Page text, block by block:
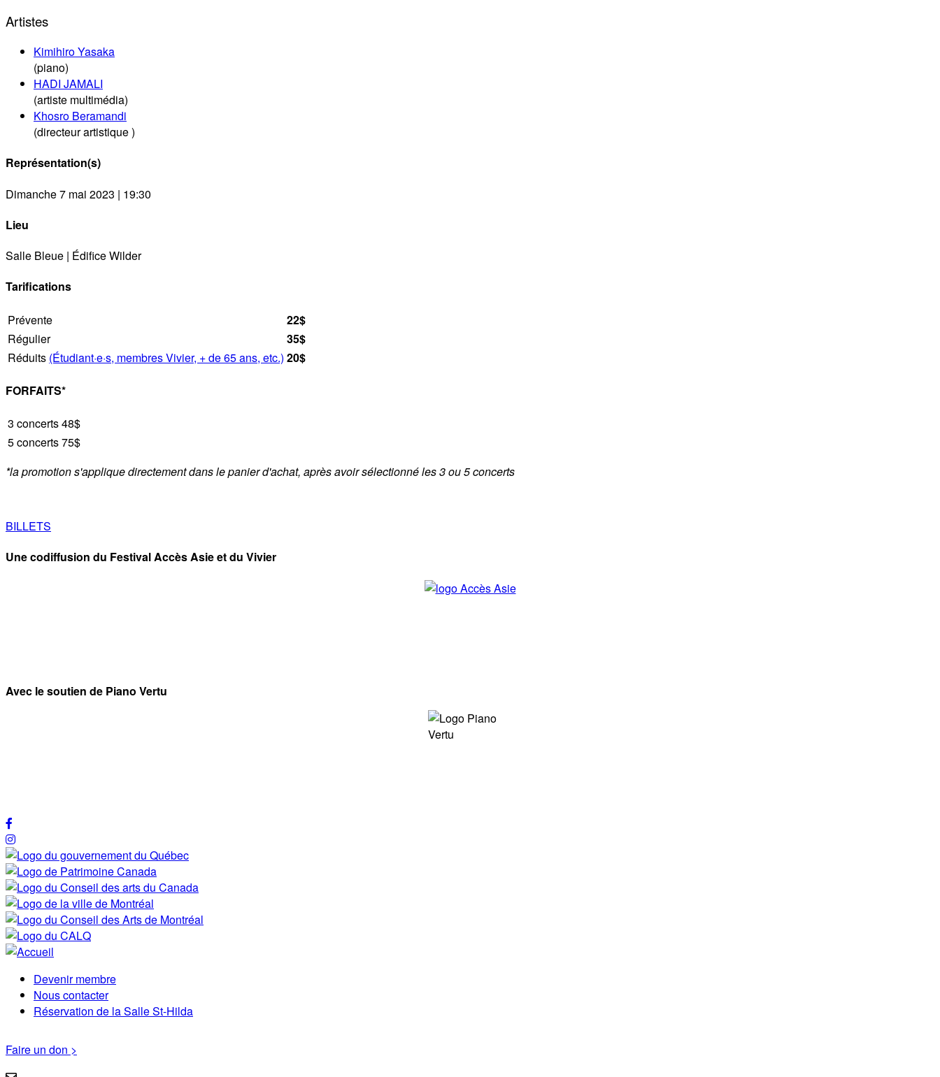
Artistes
Kimihiro Yasaka
(piano)
HADI JAMALI
(artiste multimédia)
Khosro Beramandi
(directeur artistique )
Représentation(s)
Dimanche 7 mai 2023 | 19:30
Lieu
Salle Bleue | Édifice Wilder
Tarifications
Prévente
22$
Régulier
35$
Réduits (Étudiant·e·s, membres Vivier, + de 65 ans, etc.) 20$
FORFAITS*
3 concerts48$
5 concerts75$
*la promotion s'applique directement dans le panier d'achat, après avoir sélectionné les 3 ou 5 concerts
BILLETS
Une codiffusion du Festival Accès Asie et du Vivier
Avec le soutien de Piano Vertu
Menu
Pied
de
page
Devenir membre
Nous contacter
Réservation de la Salle St-Hilda
Faire un don >